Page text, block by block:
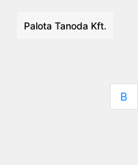
Palota Tanoda Kft.
B